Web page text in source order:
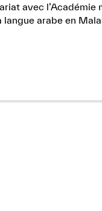
avec l’Académie
langue arabe en